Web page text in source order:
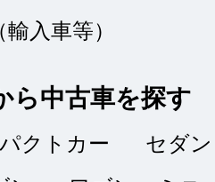
ＡＳ
販売店の評価
接客：5｜ 雰囲
入車等）
ら中古車を探す
クトカー
セダン